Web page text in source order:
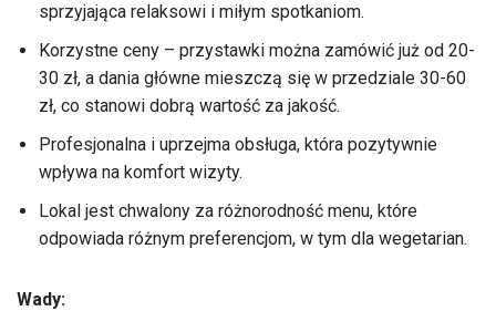
sprzyjająca relaksowi i miłym spotkaniom.
Korzystne ceny – przystawki można zamówić już od 20-
30 zł, a dania główne mieszczą się w przedziale 30-60
zł, co stanowi dobrą wartość za jakość.
Profesjonalna i uprzejma obsługa, która pozytywnie
wpływa na komfort wizyty.
Lokal jest chwalony za różnorodność menu, które
odpowiada różnym preferencjom, w tym dla wegetarian.
Wady: